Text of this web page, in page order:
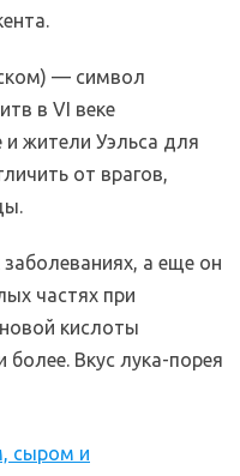
— символ
в VI веке
жители Уэльса для
от врагов,
а еще он
частях при
кислоты
Вкус лука-порея